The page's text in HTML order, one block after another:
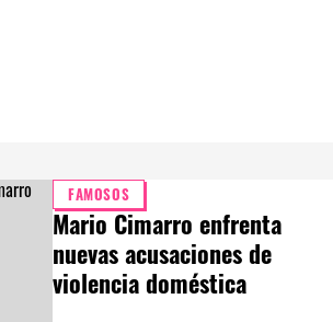
FAMOSOS
Mario Cimarro enfrenta
nuevas acusaciones de
violencia doméstica